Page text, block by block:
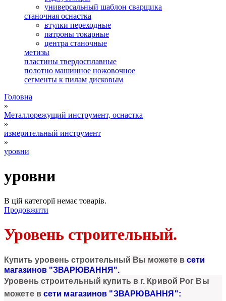
универсальный шаблон сварщика
станочная оснастка
втулки переходные
патроны токарные
центра станочные
метизы
пластины твердосплавные
полотно машинное ножовочное
сегменты к пилам дисковым
Головна
»
Металлорежущий инструмент, оснастка
»
измерительный инструмент
»
уровни
уровни
В цій категорії немає товарів.
Продовжити
Уровень строительный.
Купить уровень строительный Вы можете в сети
магазинов "ЗВАРЮВАННЯ".
Уровень строительный купить в г. Кривой Рог Вы
можете всети магазинов "ЗВАРЮВАННЯ":